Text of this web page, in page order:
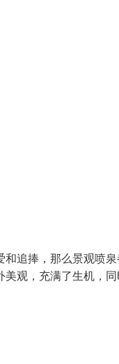
追捧，那么景观喷
观，充满了生机，